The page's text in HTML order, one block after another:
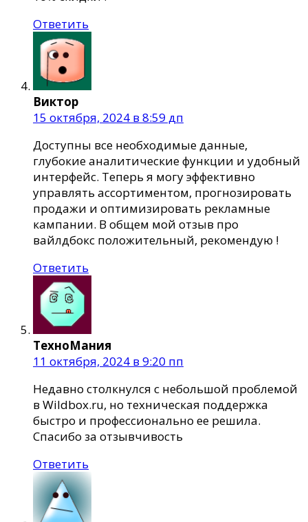
Ответить
Виктор
15 октября, 2024 в 8:59 дп
Доступны все необходимые данные,
глубокие аналитические функции и удобный
интерфейс. Теперь я могу эффективно
управлять ассортиментом, прогнозировать
продажи и оптимизировать рекламные
кампании. В общем мой отзыв про
вайлдбокс положительный, рекомендую !
Ответить
ТехноМания
11 октября, 2024 в 9:20 пп
Недавно столкнулся с небольшой проблемой
в Wildbox.ru, но техническая поддержка
быстро и профессионально ее решила.
Спасибо за отзывчивость
Ответить